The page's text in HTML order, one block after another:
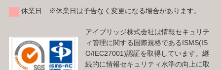
休業日 ※休業日は予告なく変更になる場合があります。
アイブリッジ株式会社は情報セキュリテ
ィ管理に関する国際規格であるISMS(IS
O/IEC27001)認証を取得しています。継
続的に情報セキュリティ水準の向上に取